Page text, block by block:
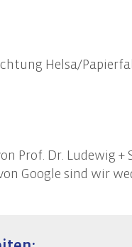
Helsa/
Prof. Dr. Ludewig
Google sind wir